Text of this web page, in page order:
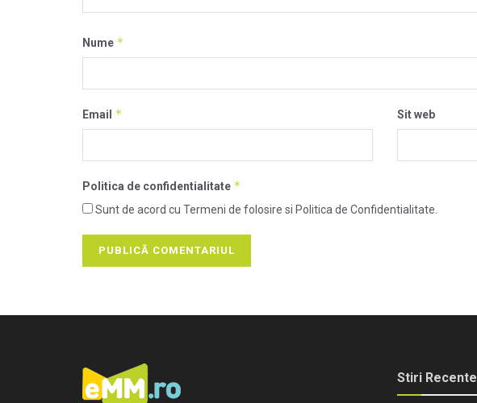
Nume *
Email * Sit web
Politica de confidentialitate *
Sunt de acord cu Termeni de folosire si Politica de Confidentialitate.
Stiri Recente